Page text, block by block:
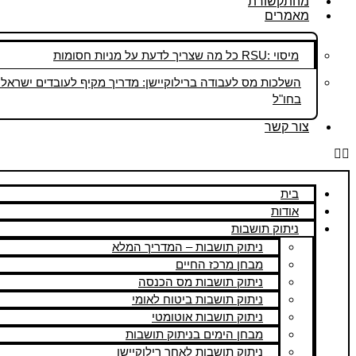
מאמרים
מיסוי :RSU כל מה שצריך לדעת על מניות חסומות
השלכות מס לעבודה ברילוקיישן: מדריך מקיף לעובדים
בחו"ל
צור קשר
בית
אודות
ניתוק תושבות
ניתוק תושבות – המדריך המלא
מבחן מרכז החיים
ניתוק תושבות מס הכנסה
ניתוק תושבות ביטוח לאומי
ניתוק תושבות אוטומטי
מבחן הימים בניתוק תושבות
ניתוק תושבות לאחר רילוקיישן